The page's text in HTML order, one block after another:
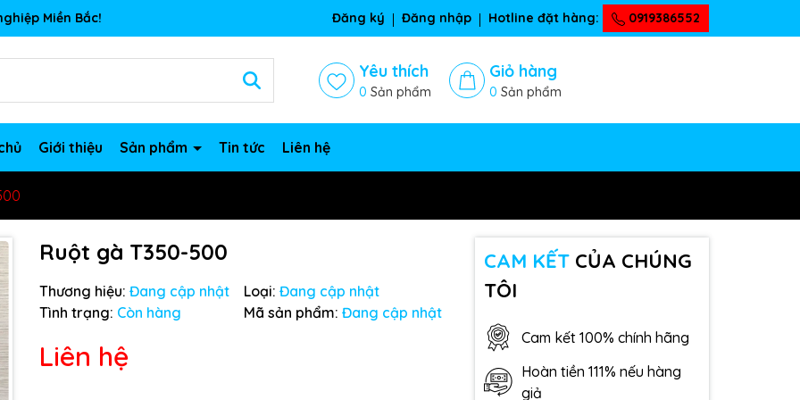
Miền Bắc! Đăng ký Đăng nhập Hotline đặt hàng: 0919386552
Yêu thích
0 Sản phẩm
Giỏ hàng
0 Sản phẩm
Giới thiệu Sản phẩm Tin tức Liên hệ
Ruột gà T350-500
Thương hiệu: Đang cập nhật Loại: Đang cập nhật
Tình trạng: Còn hàng Mã sản phẩm: Đang cập nhật
Liên hệ
CAM KẾTCỦA CHÚNG
TÔI
Cam kết 100% chính hãng
Hoàn tiền 111% nếu hàng
giả